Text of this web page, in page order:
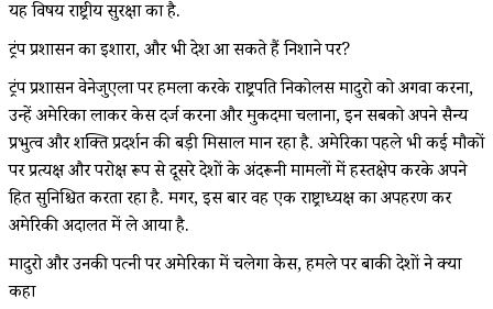
यह विषय राष्ट्रीय सुरक्षा का है.
ट्रंप प्रशासन का इशारा, और भी देश आ सकते हैं निशाने पर?
ट्रंप प्रशासन वेनेजुएला पर हमला करके राष्ट्रपति निकोलस मादुरो को अगवा करना,
उन्हें अमेरिका लाकर केस दर्ज करना और मुकदमा चलाना, इन सबको अपने सैन्य
प्रभुत्व और शक्ति प्रदर्शन की बड़ी मिसाल मान रहा है. अमेरिका पहले भी कई मौकों
पर प्रत्यक्ष और परोक्ष रूप से दूसरे देशों के अंदरूनी मामलों में हस्तक्षेप करके अपने
हित सुनिश्चित करता रहा है. मगर, इस बार वह एक राष्ट्राध्यक्ष का अपहरण कर
अमेरिकी अदालत में ले आया है.
मादुरो और उनकी पत्नी पर अमेरिका में चलेगा केस, हमले पर बाकी देशों ने क्या
कहा